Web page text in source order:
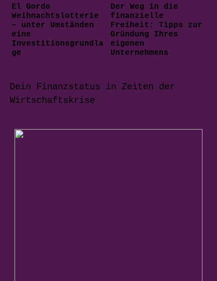
El Gordo
Weihnachtslotterie
– unter Umständen
eine
Investitionsgrundla
ge
Der Weg in die
finanzielle
Freiheit: Tipps zur
Gründung Ihres
eigenen
Unternehmens
Dein Finanzstatus in Zeiten der
Wirtschaftskrise